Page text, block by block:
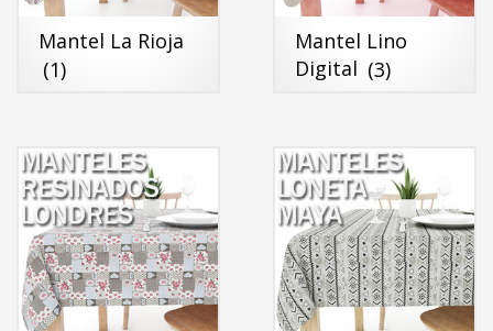
Mantel La Rioja
(1)
Mantel Lino
Digital (3)